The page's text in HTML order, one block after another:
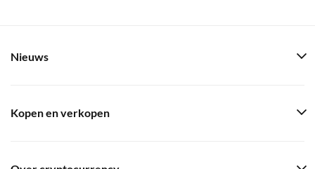
Nieuws
Kopen en verkopen